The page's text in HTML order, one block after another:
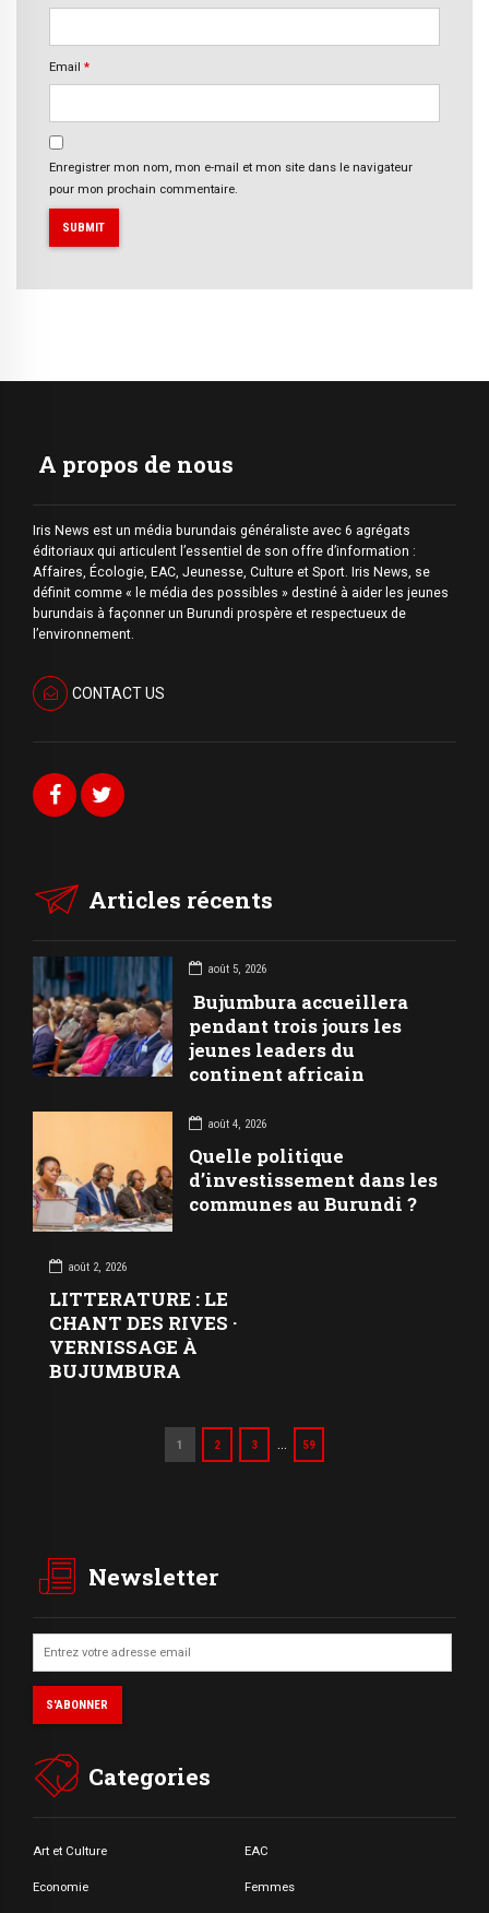
Email *
Enregistrer mon nom, mon e-mail et mon site dans le navigateur
pour mon prochain commentaire.
A propos de nous
Iris News est un média burundais généraliste avec 6 agrégats
éditoriaux qui articulent l’essentiel de son offre d’information :
Affaires, Écologie, EAC, Jeunesse, Culture et Sport. Iris News, se
définit comme « le média des possibles » destiné à aider les jeunes
burundais à façonner un Burundi prospère et respectueux de
l’environnement.
CONTACT US
Articles récents
août 5, 2026
Bujumbura accueillera
pendant trois jours les
jeunes leaders du
continent africain
août 4, 2026
Quelle politique
d’investissement dans les
communes au Burundi ?
août 2, 2026
LITTERATURE : LE
CHANT DES RIVES ·
VERNISSAGE À
BUJUMBURA
1 2 3 59
Newsletter
Categories
Art et Culture EAC
Economie Femmes